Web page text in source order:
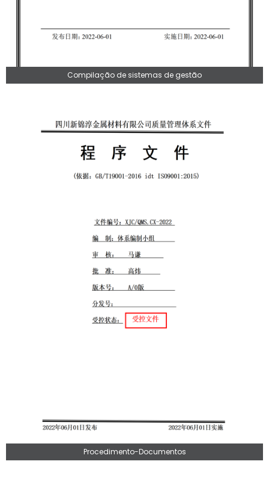
Compilação de sistemas de gestão
Procedimento-Documentos